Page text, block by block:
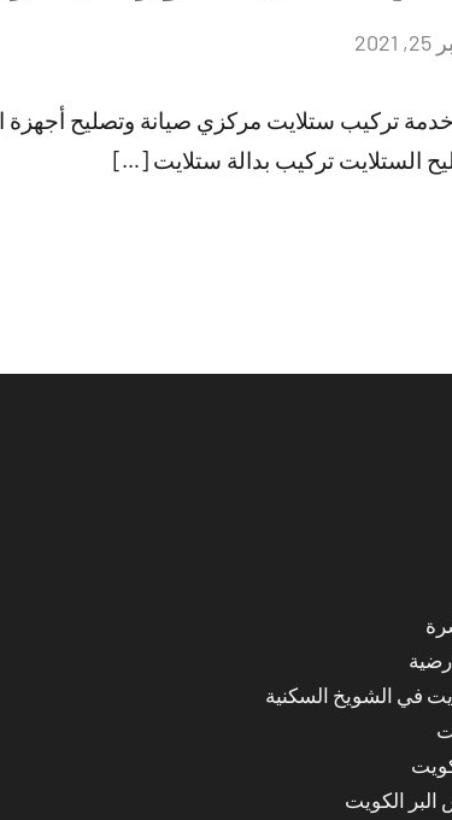
تعليقات
تركيب ستلايت مركزي صيانة وتصليح أجهزة
الستلايت تركيب بدالة ستلايت […]
في الشويخ السكنية
الكويت